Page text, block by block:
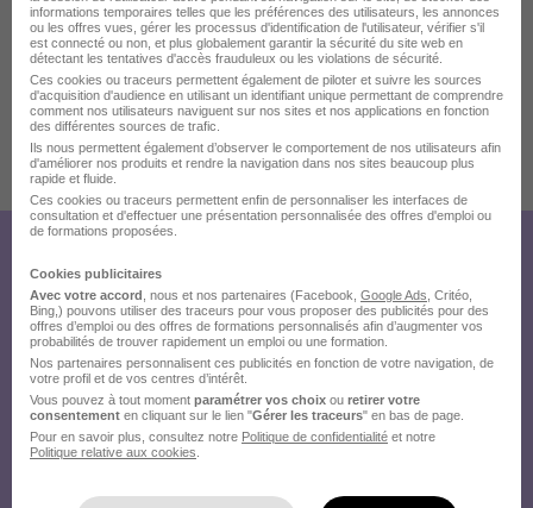
Localiser le poste
Publiée le 07/08/2026 - Réf : teamtailor-7681399-1981682
Créez votre compte Hellowork et
envoyez votre candidature !
informations temporaires telles que les préférences des utilisateurs, les annonces
ou les offres vues, gérer les processus d'identification de l'utilisateur, vérifier s'il
est connecté ou non, et plus globalement garantir la sécurité du site web en
détectant les tentatives d'accès frauduleux ou les violations de sécurité.
Ces cookies ou traceurs permettent également de piloter et suivre les sources
d'acquisition d'audience en utilisant un identifiant unique permettant de comprendre
comment nos utilisateurs naviguent sur nos sites et nos applications en fonction
des différentes sources de trafic.
Ils nous permettent également d’observer le comportement de nos utilisateurs afin
d'améliorer nos produits et rendre la navigation dans nos sites beaucoup plus
rapide et fluide.
Ces cookies ou traceurs permettent enfin de personnaliser les interfaces de
consultation et d'effectuer une présentation personnalisée des offres d'emploi ou
de formations proposées.
Cookies publicitaires
Avec votre accord , nous et nos partenaires (Facebook, Google Ads , Critéo,
Bing,) pouvons utiliser des traceurs pour vous proposer des publicités pour des
offres d’emploi ou des offres de formations personnalisés afin d’augmenter vos
probabilités de trouver rapidement un emploi ou une formation.
Nos partenaires personnalisent ces publicités en fonction de votre navigation, de
votre profil et de vos centres d’intérêt.
Vous pouvez à tout moment paramétrer vos choix ou retirer votre
consentement en cliquant sur le lien "Gérer les traceurs" en bas de page.
Pour en savoir plus, consultez notre Politique de confidentialité et notre
Politique relative aux cookies